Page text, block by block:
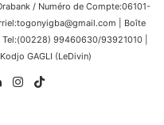
/ Numéro de Compte:06101-
| Boîte
99460630/93921010 |
GAGLI (LeDivin)
LinkedinInstagram